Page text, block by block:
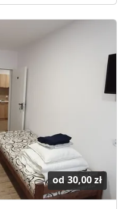
od 30,00 zł